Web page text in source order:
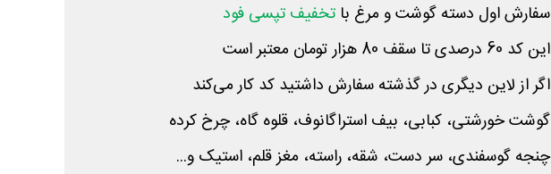
سفارش اول دسته گوشت و مرغ با تخفیف تپسی فود
این کد 60 درصدی تا سقف 80 هزار تومان معتبر است
اگر از لاین دیگری در گذشته سفارش داشتید کد کار می‌کند
گوشت خورشتی، کبابی، بیف استراگانوف، قلوه گاه، چرخ کرده
چنجه گوسفندی، سر دست، شقه، راسته، مغز قلم، استیک و...